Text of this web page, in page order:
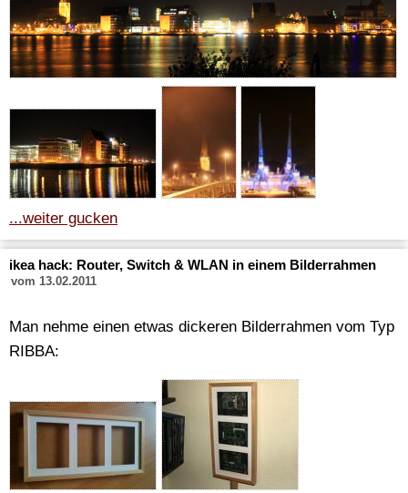
...weiter gucken
ikea hack: Router, Switch & WLAN in einem Bilderrahmen
vom 13.02.2011
Man nehme einen etwas dickeren Bilderrahmen vom Typ
RIBBA: